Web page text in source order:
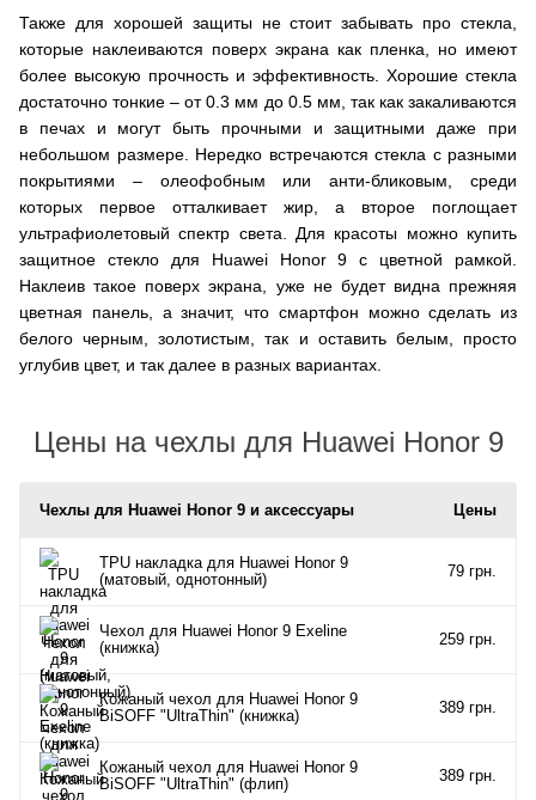
Также для хорошей защиты не стоит забывать про стекла,
которые наклеиваются поверх экрана как пленка, но имеют
более высокую прочность и эффективность. Хорошие стекла
достаточно тонкие – от 0.3 мм до 0.5 мм, так как закаливаются
в печах и могут быть прочными и защитными даже при
небольшом размере. Нередко встречаются стекла с разными
покрытиями – олеофобным или анти-бликовым, среди
которых первое отталкивает жир, а второе поглощает
ультрафиолетовый спектр света. Для красоты можно купить
защитное стекло для Huawei Honor 9 с цветной рамкой.
Наклеив такое поверх экрана, уже не будет видна прежняя
цветная панель, а значит, что смартфон можно сделать из
белого черным, золотистым, так и оставить белым, просто
углубив цвет, и так далее в разных вариантах.
Цены на чехлы для Huawei Honor 9
Чехлы для Huawei Honor 9 и аксессуары Цены
TPU накладка для Huawei Honor 9
(матовый, однотонный)
79 грн.
Чехол для Huawei Honor 9 Exeline
(книжка)
259 грн.
Кожаный чехол для Huawei Honor 9
BiSOFF "UltraThin" (книжка)
389 грн.
Кожаный чехол для Huawei Honor 9
BiSOFF "UltraThin" (флип)
389 грн.